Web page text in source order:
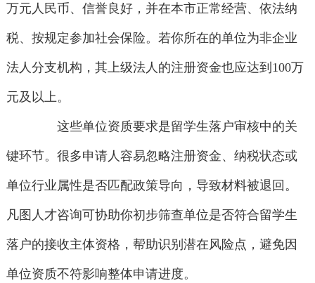
万元人民币、信誉良好，并在本市正常经营、依法纳
税、按规定参加社会保险。若你所在的单位为非企业
法人分支机构，其上级法人的注册资金也应达到100万
元及以上。
这些单位资质要求是留学生落户审核中的关
键环节。很多申请人容易忽略注册资金、纳税状态或
单位行业属性是否匹配政策导向，导致材料被退回。
凡图人才咨询可协助你初步筛查单位是否符合留学生
落户的接收主体资格，帮助识别潜在风险点，避免因
单位资质不符影响整体申请进度。